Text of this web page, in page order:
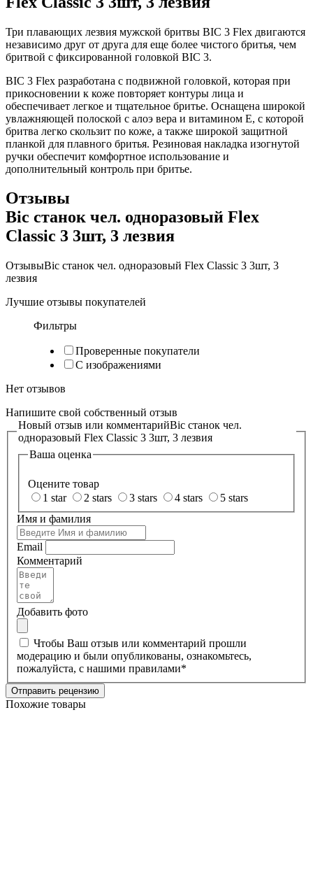
Три плавающих лезвия мужской бритвы BIC 3 Flex двигаются
независимо друг от друга для еще более чистого бритья, чем
бритвой с фиксированной головкой BIC 3.
BIC 3 Flex разработана с подвижной головкой, которая при
прикосновении к коже повторяет контуры лица и
обеспечивает легкое и тщательное бритье. Оснащена широкой
увлажняющей полоской с алоэ вера и витамином Е, с которой
бритва легко скользит по коже, а также широкой защитной
планкой для плавного бритья. Резиновая накладка изогнутой
ручки обеспечит комфортное использование и
дополнительный контроль при бритье.
Отзывы
Bic станок чел. одноразовый Flex
Classic 3 3шт, 3 лезвия
ОтзывыBic станок чел. одноразовый Flex Classic 3 3шт, 3
лезвия
Лучшие отзывы покупателей
Фильтры
Проверенные покупатели
С изображениями
Нет отзывов
Напишите свой собственный отзыв
Новый отзыв или комментарийBic станок чел.
одноразовый Flex Classic 3 3шт, 3 лезвия
Ваша оценка
Оцените товар
1 star
2 stars 3 stars 4 stars
5 stars
Имя и фамилия
Email
Комментарий
Добавить фото
Чтобы Ваш отзыв или комментарий прошли
модерацию и были опубликованы, ознакомьтесь,
пожалуйста, с нашими правилами*
Отправить рецензию
Похожие товары